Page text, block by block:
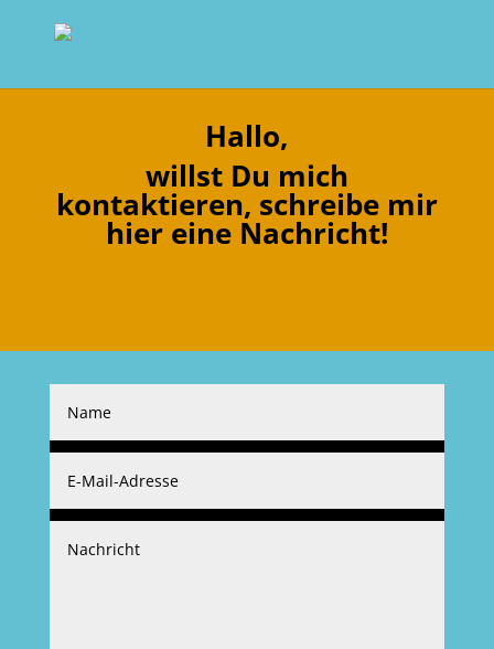
Hallo,
willst Du mich
kontaktieren, schreibe mir
hier eine Nachricht!